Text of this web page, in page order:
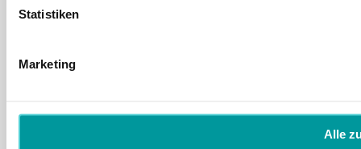
Statistiken
Marketing
Alle